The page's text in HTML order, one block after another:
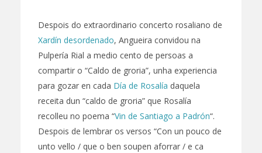
Despois do extraordinario concerto rosaliano de
Xardín desordenado, Angueira convidou na
Pulpería Rial a medio cento de persoas a
compartir o “Caldo de groria”, unha experiencia
para gozar en cada Día de Rosalía daquela
receita dun “caldo de groria” que Rosalía
recolleu no poema “Vin de Santiago a Padrón“.
Despois de lembrar os versos “Con un pouco de
unto vello / que o ben soupen aforrar / e ca